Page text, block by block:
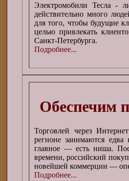
Электромобили Тесла -
действительно много
для того, чтобы будущие
целью привлекать
Санкт-Петербурга.
Подробнее...
Обеспечим
Торговлей через
регионе занимаются
главное — есть ниша.
времени, российский
новейшей коммерции —
Подробнее...